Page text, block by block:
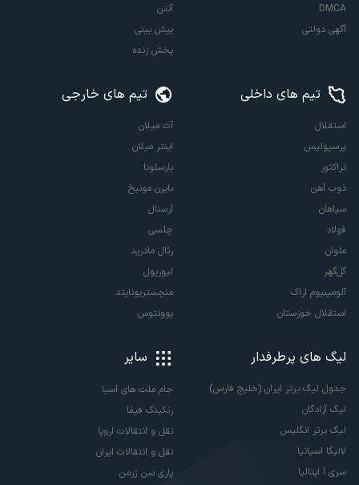
DMCA
آگهی دولتی
آنتن
پیش بینی
پخش زنده
تیم های داخلی
استقلال
پرسپولیس
تراکتور
ذوب آهن
سپاهان
فولاد
ملوان
گل‌گهر
آلومینیوم اراک
استقلال خوزستان
تیم های خارجی
آث میلان
اینتر میلان
بارسلونا
بایرن مونیخ
آرسنال
چلسی
رئال مادرید
لیورپول
منچستریونایتد
یوونتوس
لیگ های پرطرفدار
جدول لیگ برتر ایران (خلیج فارس)
لیگ آزادگان
لیگ برتر انگلیس
لالیگا اسپانیا
سری آ ایتالیا
سایر
جام ملت های آسیا
رنکینگ فیفا
نقل و انتقالات اروپا
نقل و انتقالات ایران
پاری سن ژرمن